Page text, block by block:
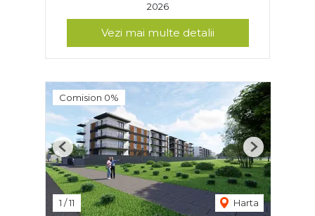
2026
Vezi mai multe detalii
Comision 0%
1 /11 Harta
Previous Next